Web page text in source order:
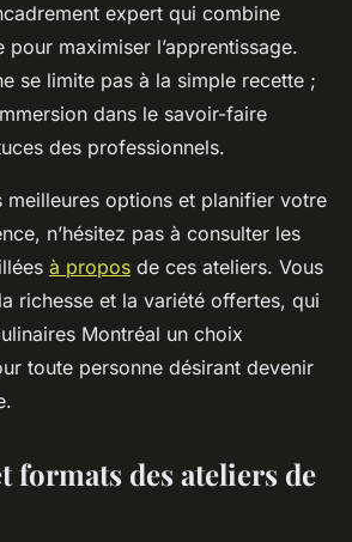
expert qui combine
maximiser l’apprentissage.
se limite pas à la simple recette ;
dans le savoir-faire
des professionnels.
meilleures options et planifier votre
n’hésitez pas à consulter les
à propos de ces ateliers. Vous
richesse et la variété offertes, qui
Montréal un choix
toute personne désirant devenir
formats des ateliers de